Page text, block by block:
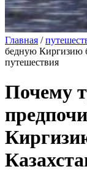
Главная /
бедную Киргизию
путешествия
Почему